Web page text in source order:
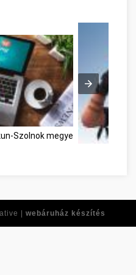
Szolnok megye
| webáruház készítés